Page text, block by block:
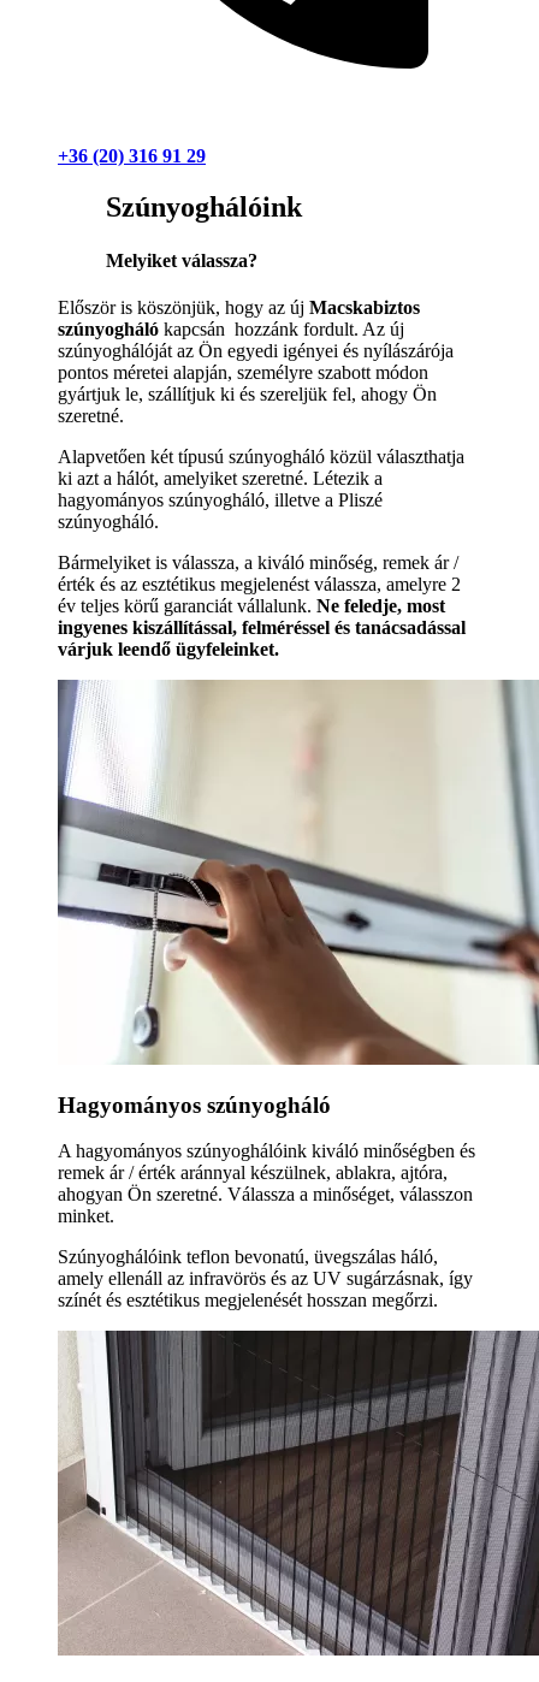
+36 (20) 316 91 29
Szúnyoghálóink
Melyiket válassza?
Először is köszönjük, hogy az új Macskabiztos
szúnyogháló kapcsán hozzánk fordult. Az új
szúnyoghálóját az Ön egyedi igényei és nyílászárója
pontos méretei alapján, személyre szabott módon
gyártjuk le, szállítjuk ki és szereljük fel, ahogy Ön
szeretné.
Alapvetően két típusú szúnyogháló közül választhatja
ki azt a hálót, amelyiket szeretné. Létezik a
hagyományos szúnyogháló, illetve a Pliszé
szúnyogháló.
Bármelyiket is válassza, a kiváló minőség, remek ár /
érték és az esztétikus megjelenést válassza, amelyre 2
év teljes körű garanciát vállalunk. Ne feledje, most
ingyenes kiszállítással, felméréssel és tanácsadással
várjuk leendő ügyfeleinket.
Hagyományos szúnyogháló
A hagyományos szúnyoghálóink kiváló minőségben és
remek ár / érték aránnyal készülnek, ablakra, ajtóra,
ahogyan Ön szeretné. Válassza a minőséget, válasszon
minket.
Szúnyoghálóink teflon bevonatú, üvegszálas háló,
amely ellenáll az infravörös és az UV sugárzásnak, így
színét és esztétikus megjelenését hosszan megőrzi.